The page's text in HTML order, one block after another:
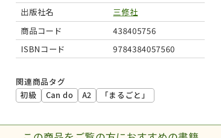
出版社名
三修社
商品コード
438405756
ISBNコード
9784384057560
関連商品タグ
初級
Can do A2 「まるごと」